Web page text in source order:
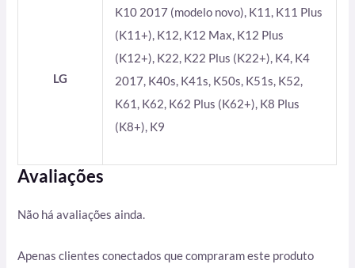
LG
K10 2017 (modelo novo), K11, K11 Plus
(K11+), K12, K12 Max, K12 Plus
(K12+), K22, K22 Plus (K22+), K4, K4
2017, K40s, K41s, K50s, K51s, K52,
K61, K62, K62 Plus (K62+), K8 Plus
(K8+), K9
Avaliações
Não há avaliações ainda.
Apenas clientes conectados que compraram este produto